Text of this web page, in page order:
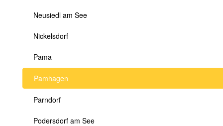
Neusiedl am See
Nickelsdorf
Pama
Pamhagen
Parndorf
Podersdorf am See